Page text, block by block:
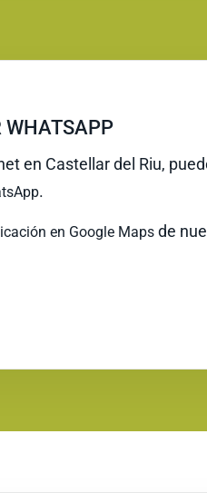
WHATSAPP
en Castellar del Riu,
.
en Google Maps de